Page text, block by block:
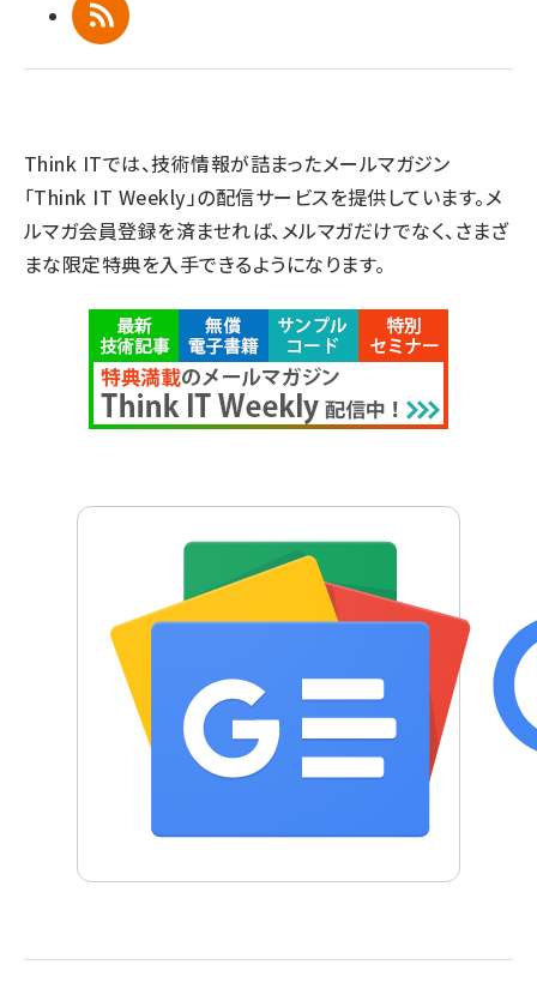
RSS
Think ITでは、技術情報が詰まったメールマガジン
「Think IT Weekly」の配信サービスを提供しています。メ
ルマガ会員登録を済ませれば、メルマガだけでなく、さまざ
まな限定特典を入手できるようになります。